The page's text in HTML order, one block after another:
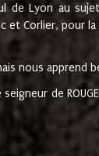
de Lyon au
et Corlier, pour la
nous apprend
de